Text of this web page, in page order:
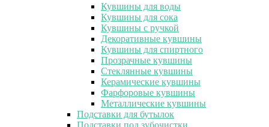
Кувшины для воды
Кувшины для сока
Кувшины с ручкой
Декоративные кувшины
Кувшины для спиртного
Прозрачные кувшины
Стеклянные кувшины
Керамические кувшины
Фарфоровые кувшины
Металлические кувшины
Подставки для бутылок
Подставки под зубочистки